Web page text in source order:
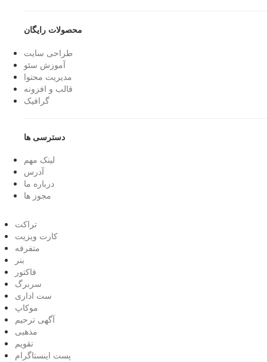
محصولات رایگان
طراحی سایت
آموزش سئو
مدیریت محتوا
قالب و افزونه
گرافیک
دسترسی ها
لینک مهم
آدرس
درباره ما
مجوز ها
تراکت
کارت ویزیت
متفرفه
بنر
فاکتور
سربرگ
ست اداری
موکاپ
آگهی ترحیم
مذهبی
تقویم
پست اینستاگرام